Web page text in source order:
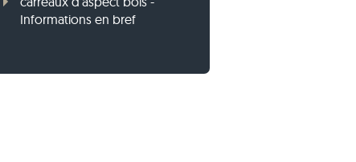
Informations en bref